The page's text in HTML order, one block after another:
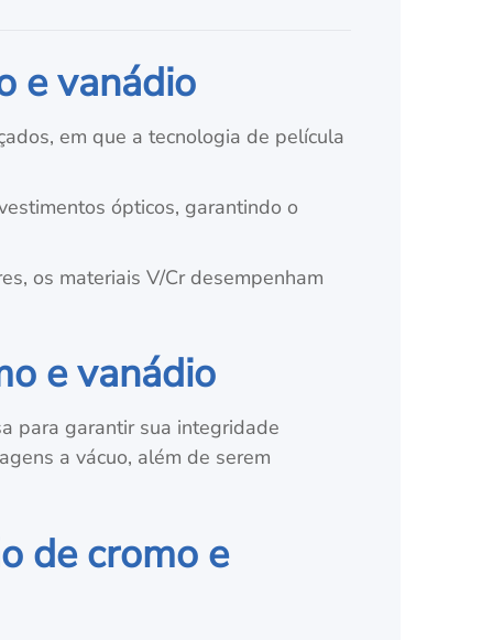
e vanádio
em que a tecnologia de película
ópticos, garantindo o
os materiais V/Cr desempenham
e vanádio
para garantir sua integridade
a vácuo, além de serem
de cromo e